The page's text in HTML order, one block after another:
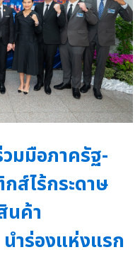
มมือภาครัฐ-
ส์ไร้กระดาษ
นค้า
ำร่องแห่งแรก